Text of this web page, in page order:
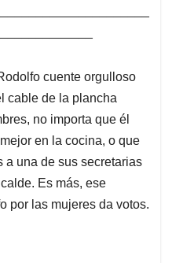
cuente orgulloso
cable de la plancha
no importa que él
en la cocina, o que
a una de sus secretarias
Es más, ese
por las mujeres da votos.